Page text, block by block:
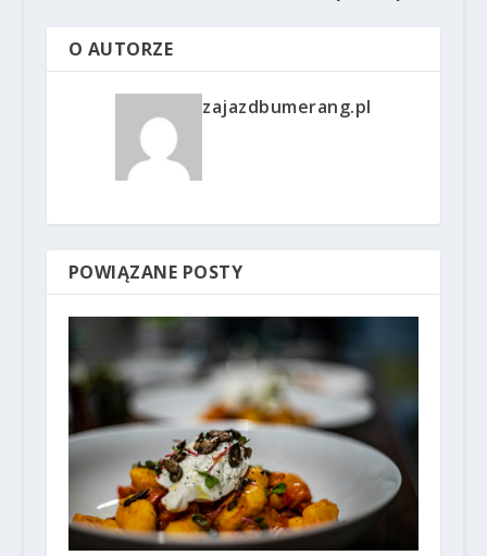
O AUTORZE
zajazdbumerang.pl
POWIĄZANE POSTY